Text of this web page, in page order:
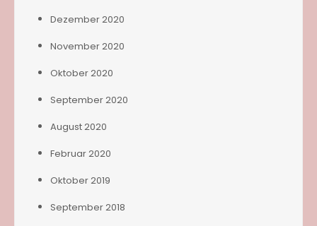
Dezember 2020
November 2020
Oktober 2020
September 2020
August 2020
Februar 2020
Oktober 2019
September 2018